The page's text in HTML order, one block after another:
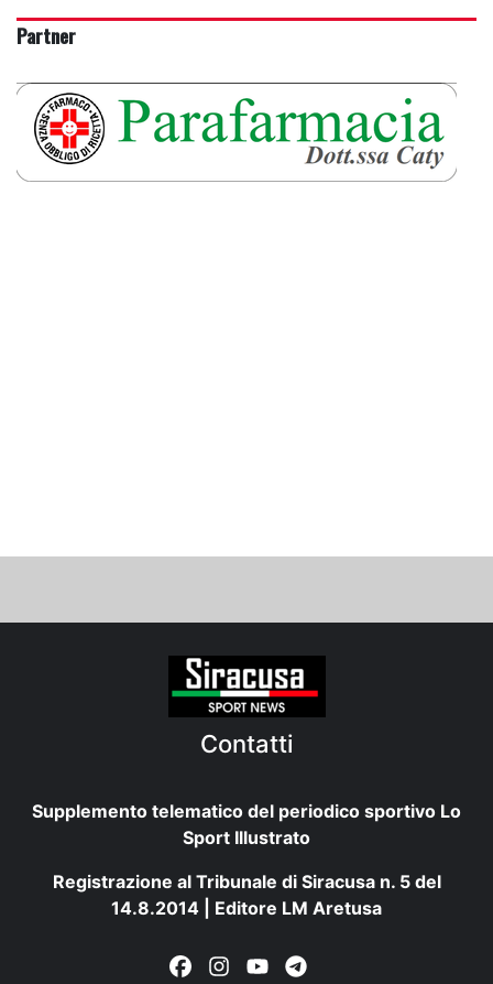
Partner
Contatti
Supplemento telematico del periodico sportivo Lo
Sport Illustrato
Registrazione al Tribunale di Siracusa n. 5 del
14.8.2014 | Editore LM Aretusa